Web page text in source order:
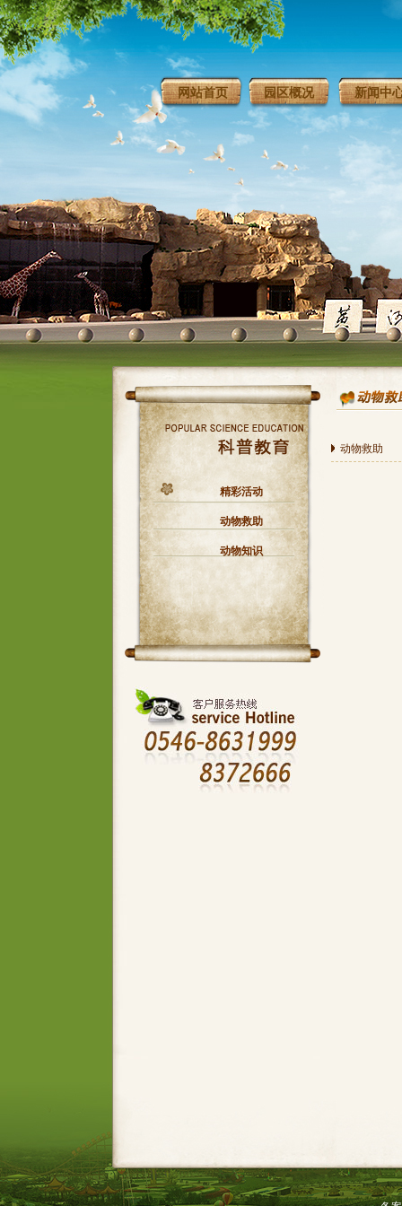
网站首页 园区概况 新闻中
精彩活动
动物救助
动物知识
动物救助